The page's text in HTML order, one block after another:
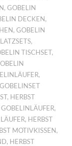
,GOBELIN
DECKEN,
,GOBELIN
,
TISCHSET,
,
GOBELINSET
, HERBST
GOBELINLÄUFER,
, HERBST
MOTIVKISSEN,
, HERBST